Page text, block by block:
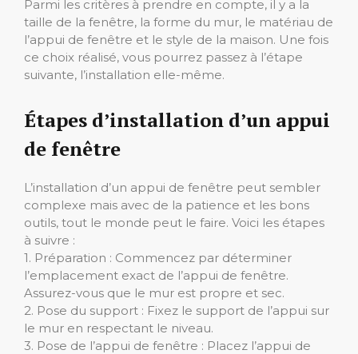
Parmi les critères à prendre en compte, il y a la
taille de la fenêtre, la forme du mur, le matériau de
l’appui de fenêtre et le style de la maison. Une fois
ce choix réalisé, vous pourrez passez à l’étape
suivante, l’installation elle-même.
Étapes d’installation d’un appui
de fenêtre
L’installation d’un appui de fenêtre peut sembler
complexe mais avec de la patience et les bons
outils, tout le monde peut le faire. Voici les étapes
à suivre :
1. Préparation : Commencez par déterminer
l’emplacement exact de l’appui de fenêtre.
Assurez-vous que le mur est propre et sec.
2. Pose du support : Fixez le support de l’appui sur
le mur en respectant le niveau.
3. Pose de l’appui de fenêtre : Placez l’appui de